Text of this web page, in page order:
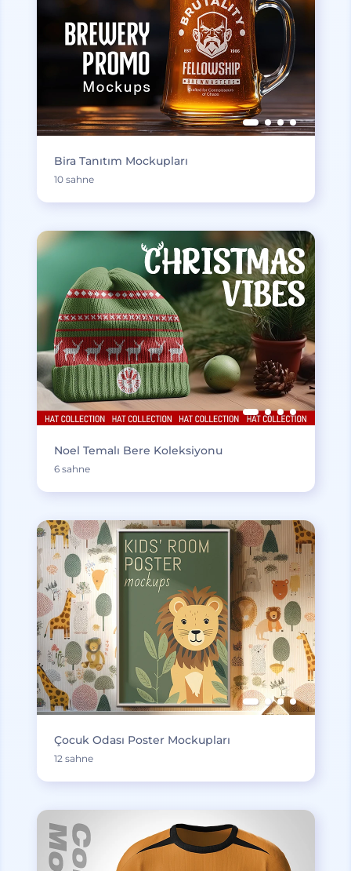
Bira Tanıtım Mockupları
10 sahne
Noel Temalı Bere Koleksiyonu
6 sahne
Çocuk Odası Poster Mockupları
12 sahne